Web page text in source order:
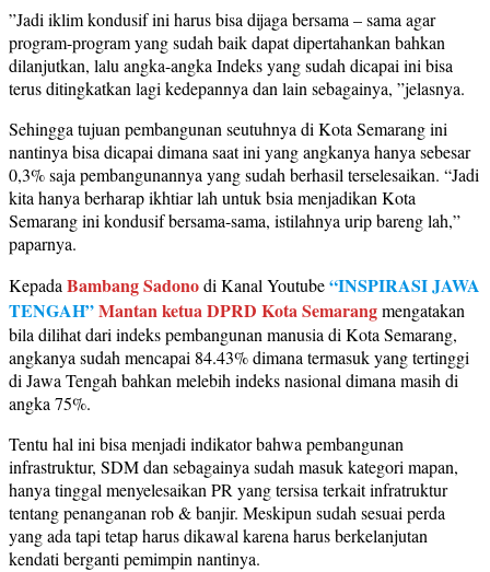
”Jadi iklim kondusif ini harus bisa dijaga bersama – sama agar
program-program yang sudah baik dapat dipertahankan bahkan
dilanjutkan, lalu angka-angka Indeks yang sudah dicapai ini bisa
terus ditingkatkan lagi kedepannya dan lain sebagainya, ”jelasnya.
Sehingga tujuan pembangunan seutuhnya di Kota Semarang ini
nantinya bisa dicapai dimana saat ini yang angkanya hanya sebesar
0,3% saja pembangunannya yang sudah berhasil terselesaikan. “Jadi
kita hanya berharap ikhtiar lah untuk bsia menjadikan Kota
Semarang ini kondusif bersama-sama, istilahnya urip bareng lah,”
paparnya.
Kepada Bambang Sadonodi Kanal Youtube“INSPIRASI JAWA
TENGAH”Mantan ketua DPRD Kota Semarangmengatakan
bila dilihat dari indeks pembangunan manusia di Kota Semarang,
angkanya sudah mencapai 84.43% dimana termasuk yang tertinggi
di Jawa Tengah bahkan melebih indeks nasional dimana masih di
angka 75%.
Tentu hal ini bisa menjadi indikator bahwa pembangunan
infrastruktur, SDM dan sebagainya sudah masuk kategori mapan,
hanya tinggal menyelesaikan PR yang tersisa terkait infratruktur
tentang penanganan rob & banjir. Meskipun sudah sesuai perda
yang ada tapi tetap harus dikawal karena harus berkelanjutan
kendati berganti pemimpin nantinya.